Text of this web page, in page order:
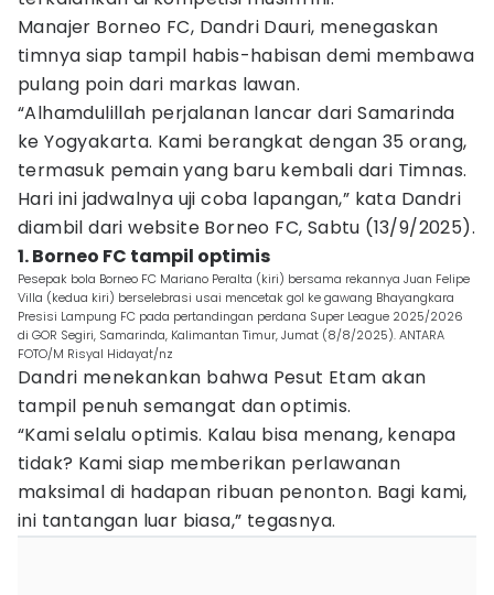
Manajer Borneo FC, Dandri Dauri, menegaskan
timnya siap tampil habis-habisan demi membawa
pulang poin dari markas lawan.
“Alhamdulillah perjalanan lancar dari Samarinda
ke Yogyakarta. Kami berangkat dengan 35 orang,
termasuk pemain yang baru kembali dari Timnas.
Hari ini jadwalnya uji coba lapangan,” kata Dandri
diambil dari website Borneo FC, Sabtu (13/9/2025).
1. Borneo FC tampil optimis
Pesepak bola Borneo FC Mariano Peralta (kiri) bersama rekannya Juan Felipe
Villa (kedua kiri) berselebrasi usai mencetak gol ke gawang Bhayangkara
Presisi Lampung FC pada pertandingan perdana Super League 2025/2026
di GOR Segiri, Samarinda, Kalimantan Timur, Jumat (8/8/2025). ANTARA
FOTO/M Risyal Hidayat/nz
Dandri menekankan bahwa Pesut Etam akan
tampil penuh semangat dan optimis.
“Kami selalu optimis. Kalau bisa menang, kenapa
tidak? Kami siap memberikan perlawanan
maksimal di hadapan ribuan penonton. Bagi kami,
ini tantangan luar biasa,” tegasnya.